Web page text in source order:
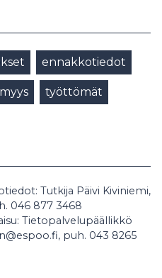
ennakkotiedot
työttömät
Tutkija Päivi Kiviniemi,
046 877 3468
Tietopalvelupäällikkö
puh. 043 8265